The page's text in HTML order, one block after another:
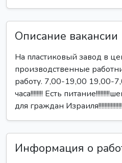
Описание вакансии
На пластиковый завод в
производственные
работу. 7,00-19,00 19,00-
часа!!!!!!!! Есть
для граждан
Информация о